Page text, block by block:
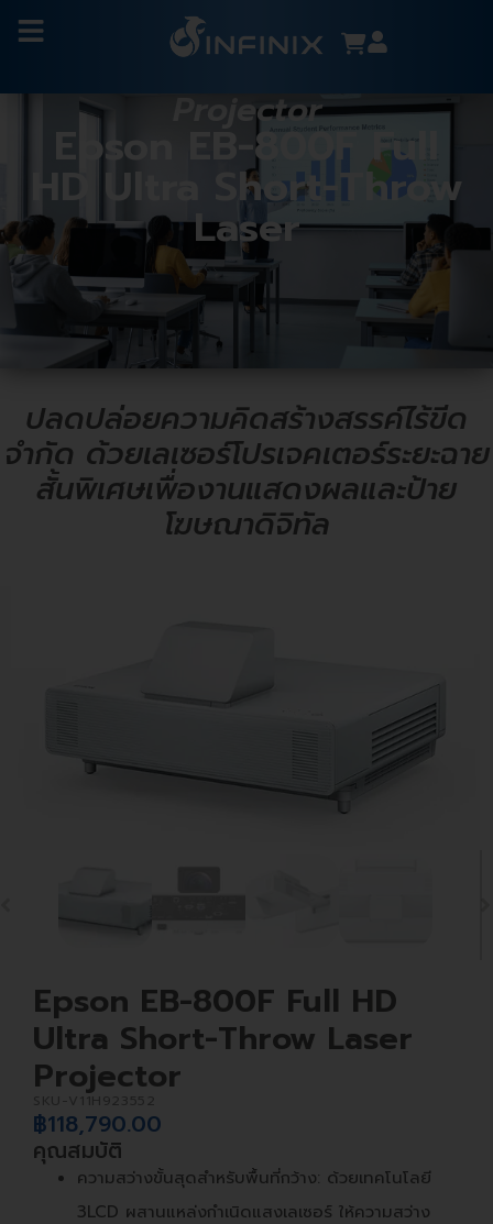
Projector
Epson EB-800F Full
HD Ultra Short-Throw
Laser
ปลดปล่อยความคิดสร้างสรรค์ไร้ขีด
จำกัด ด้วยเลเซอร์โปรเจคเตอร์ระยะฉาย
สั้นพิเศษเพื่องานแสดงผลและป้าย
โฆษณาดิจิทัล
Epson EB-800F Full HD
Ultra Short-Throw Laser
Projector
฿118,790.00
คุณสมบัติ
ความสว่างขั้นสุดสำหรับพื้นที่กว้าง: ด้วยเทคโนโลยี
3LCD ผสานแหล่งกำเนิดแสงเลเซอร์ ให้ความสว่าง